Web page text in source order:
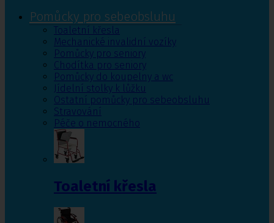
Pomůcky pro sebeobsluhu
Toaletní křesla
Mechanické invalidní vozíky
Pomůcky pro seniory
Chodítka pro seniory
Pomůcky do koupelny a wc
Jídelní stolky k lůžku
Ostatní pomůcky pro sebeobsluhu
Stravování
Péče o nemocného
Toaletní křesla